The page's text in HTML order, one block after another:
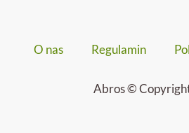
O nas Regulamin
Abros ©